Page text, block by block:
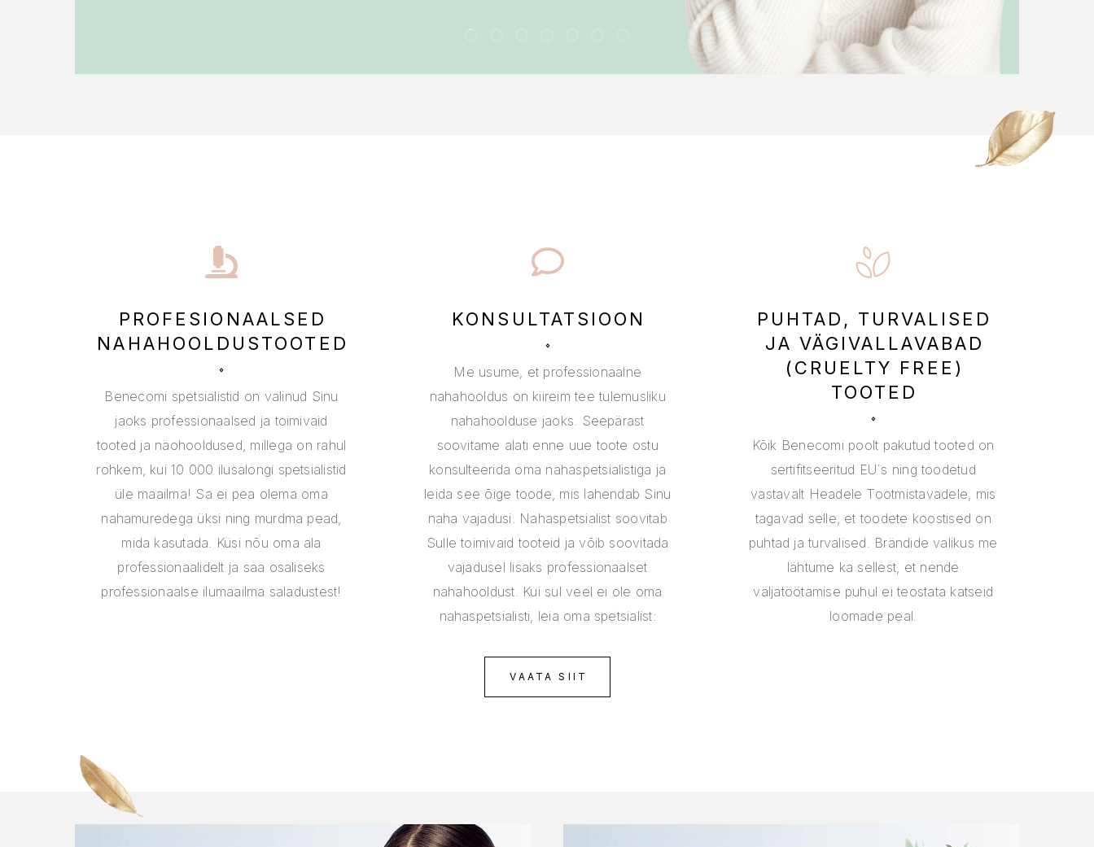
PROFESIONAALSED
NAHAHOOLDUSTOOTED
Benecomi spetsialistid on valinud Sinu
jaoks professionaalsed ja toimivaid
tooted ja näohooldused, millega on rahul
rohkem, kui 10 000 ilusalongi spetsialistid
üle maailma! Sa ei pea olema oma
nahamuredega üksi ning murdma pead,
mida kasutada. Küsi nõu oma ala
professionaalidelt ja saa osaliseks
professionaalse ilumaailma saladustest!
KONSULTATSIOON
Me usume, et professionaalne
nahahooldus on kiireim tee tulemusliku
nahahoolduse jaoks. Seepärast
soovitame alati enne uue toote ostu
konsulteerida oma nahaspetsialistiga ja
leida see õige toode, mis lahendab Sinu
naha vajadusi. Nahaspetsialist soovitab
Sulle toimivaid tooteid ja võib soovitada
vajadusel lisaks professionaalset
nahahooldust. Kui sul veel ei ole oma
nahaspetsialisti, leia oma spetsialist:
VAATA SIIT
PUHTAD, TURVALISED
JA VÄGIVALLAVABAD
(CRUELTY FREE)
TOOTED
Kõik Benecomi poolt pakutud tooted on
sertifitseeritud EU`s ning toodetud
vastavalt Headele Tootmistavadele, mis
tagavad selle, et toodete koostised on
puhtad ja turvalised. Brändide valikus me
lähtume ka sellest, et nende
väljatöötamise puhul ei teostata katseid
loomade peal.